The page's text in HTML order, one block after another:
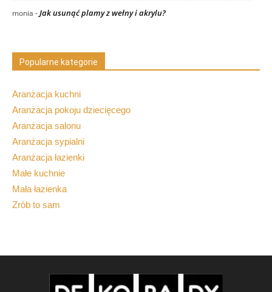
monia -Jak usunąć plamy z wełny i akrylu?
Popularne kategorie
Aranżacja kuchni
Aranżacja pokoju dziecięcego
Aranżacja salonu
Aranżacja sypialni
Aranżacja łazienki
Małe kuchnie
Mała łazienka
Zrób to sam